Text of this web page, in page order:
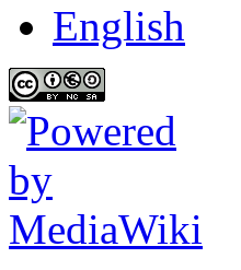
English